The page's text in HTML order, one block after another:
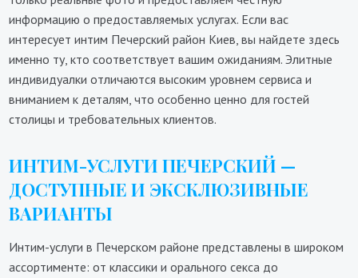
информацию о предоставляемых услугах. Если вас
интересует интим Печерский район Киев, вы найдете здесь
именно ту, кто соответствует вашим ожиданиям. Элитные
индивидуалки отличаются высоким уровнем сервиса и
вниманием к деталям, что особенно ценно для гостей
столицы и требовательных клиентов.
ИНТИМ-УСЛУГИ ПЕЧЕРСКИЙ —
ДОСТУПНЫЕ И ЭКСКЛЮЗИВНЫЕ
ВАРИАНТЫ
Интим-услуги в Печерском районе представлены в широком
ассортименте: от классики и орального секса до